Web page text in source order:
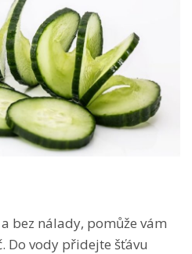
bez nálady, pomůže vám
Do vody přidejte šťávu